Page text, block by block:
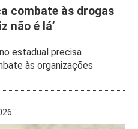
combate às drogas
não é lá’
estadual precisa
às organizações